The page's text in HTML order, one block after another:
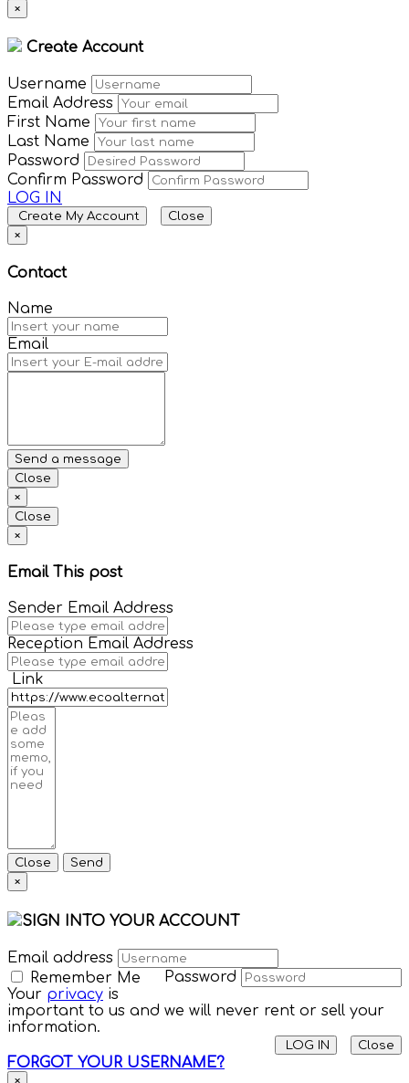
×
Create Account
Username
Email Address
First Name
Last Name
Password
Confirm Password
LOG IN
Create My Account
Close
×
Contact
Name
Email
Close
×
Close
×
Email This post
Sender Email Address
Reception Email Address
Link
Close
Send
×
SIGN INTO YOUR ACCOUNT
Email address
Password
Remember Me
Your privacy is
important to us and we will never rent or sell your
information.
LOG IN Close
FORGOT YOUR USERNAME?